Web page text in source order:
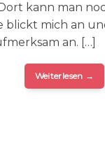
kann man
blickt mich an
an. […]
Weiterlesen →